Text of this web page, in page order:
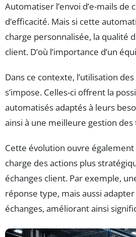
Automatiser l’envoi d’e-mails
d’efficacité. Mais si cette
charge personnalisée, la qualité
client. D’où l’importance d’un
Dans ce contexte, l’utilisation
s’impose. Celles-ci offrent la
automatisés adaptés à leurs
ainsi à une meilleure gestion
Cette évolution ouvre également
charge des actions plus
échanges client. Par exemple,
réponse type, mais aussi
échanges, améliorant ainsi